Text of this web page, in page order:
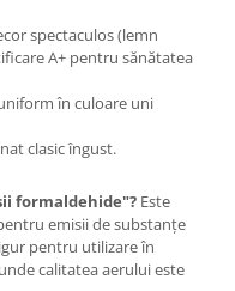
spectaculos (lemn
A+ pentru sănătatea
în culoare uni
clasic îngust.
formaldehide"? Este
emisii de substanțe
pentru utilizare în
calitatea aerului este